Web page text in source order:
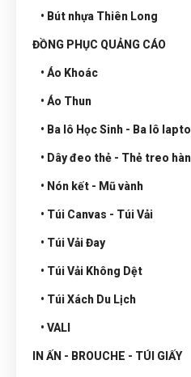
• Bút nhựa Thiên Long
ĐỒNG PHỤC QUẢNG CÁO
• Áo Khoác
• Áo Thun
• Ba lô Học Sinh - Ba lô
• Dây đeo thẻ - Thẻ treo
• Nón kết - Mũ vành
• Túi Canvas - Túi Vải
• Túi Vải Đay
• Túi Vải Không Dệt
• Túi Xách Du Lịch
• VALI
IN ẤN - BROUCHE - TÚI GIẤY